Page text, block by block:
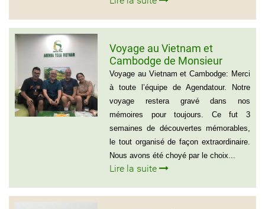
Voyage au Vietnam et
Cambodge de Monsieur
Sylvain Forest
Voyage au Vietnam et Cambodge: Merci
à toute l’équipe de Agendatour. Notre
voyage restera gravé dans nos
mémoires pour toujours. Ce fut 3
semaines de découvertes mémorables,
le tout organisé de façon extraordinaire.
Nous avons été choyé par le choix...
Lire la suite